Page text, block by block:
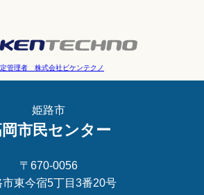
管理者 株式会社ビケンテクノ
姫路市
市民センター
〒670-0056
市東今宿5丁目3番20号